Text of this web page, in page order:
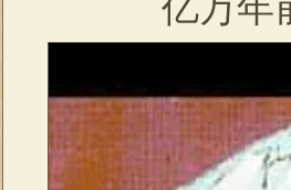
亿万年